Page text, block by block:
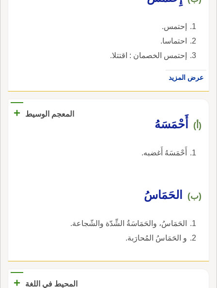
إحتمس.
احتماسا.
إحتمس الخصمان : اقتتلا.
عرض المزيد
المعجم الوسيط +
(أ) أَحْمَسَهُ
أَحْمَسَهُ أَغضبه.
(ب) الحَمَاسُ
الحَمَاسُ، والحَمَاسَةُ الشِّدّة والشّجاعة.
و الحَمَاسُ المُحارَبة.
المحيط في اللغة
+